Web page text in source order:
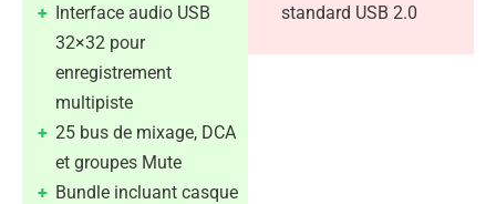
Interface audio USB
32×32 pour
enregistrement
multipiste
25 bus de mixage, DCA
et groupes Mute
Bundle incluant casque
standard USB 2.0